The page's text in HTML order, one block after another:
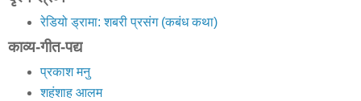
रेडियो ड्रामा: शबरी प्रसंग (कबंध कथा)
काव्य-गीत-पद्य
प्रकाश मनु
शहंशाह आलम